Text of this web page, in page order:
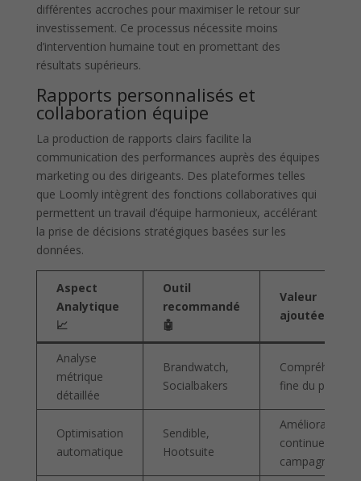
différentes accroches pour maximiser le retour sur
investissement. Ce processus nécessite moins
d’intervention humaine tout en promettant des
résultats supérieurs.
Rapports personnalisés et
collaboration équipe
La production de rapports clairs facilite la
communication des performances auprès des équipes
marketing ou des dirigeants. Des plateformes telles
que Loomly intègrent des fonctions collaboratives qui
permettent un travail d’équipe harmonieux, accélérant
la prise de décisions stratégiques basées sur les
données.
Aspect
Analytique
📈
Outil
recommandé
🤖
Valeur
ajoutée 🌟
Analyse
métrique
détaillée
Brandwatch,
Socialbakers
fine du public
Optimisation
automatique
Sendible,
Hootsuite
Amélioration
continue des
campagnes